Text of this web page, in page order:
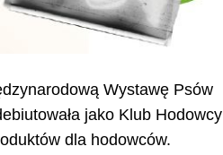
Wystawę Psów
jako Klub Hodowcy
dla hodowców.